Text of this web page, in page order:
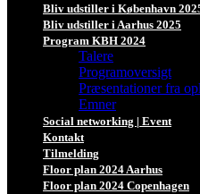
Bliv udstiller i København
Bliv udstiller i Aarhus 2025
Program KBH 2024
Talere
Programoversigt
Præsentationer fra
Emner
Social networking | Event
Kontakt
Tilmelding
Floor plan 2024 Aarhus
Floor plan 2024 Copenhagen